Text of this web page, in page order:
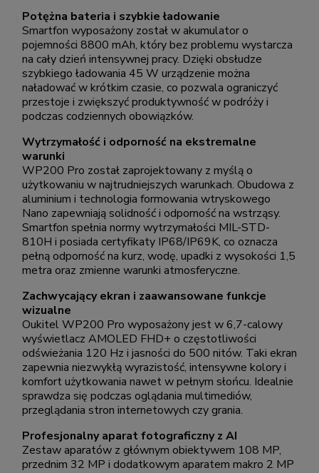
Potężna bateria i szybkie ładowanie
Smartfon wyposażony został w akumulator o
pojemności 8800 mAh, który bez problemu wystarcza
na cały dzień intensywnej pracy. Dzięki obsłudze
szybkiego ładowania 45 W urządzenie można
naładować w krótkim czasie, co pozwala ograniczyć
przestoje i zwiększyć produktywność w podróży i
podczas codziennych obowiązków.
Wytrzymałość i odporność na ekstremalne
warunki
WP200 Pro został zaprojektowany z myślą o
użytkowaniu w najtrudniejszych warunkach. Obudowa z
aluminium i technologia formowania wtryskowego
Nano zapewniają solidność i odporność na wstrząsy.
Smartfon spełnia normy wytrzymałości MIL-STD-
810H i posiada certyfikaty IP68/IP69K, co oznacza
pełną odporność na kurz, wodę, upadki z wysokości 1,5
metra oraz zmienne warunki atmosferyczne.
Zachwycający ekran i zaawansowane funkcje
wizualne
Oukitel WP200 Pro wyposażony jest w 6,7-calowy
wyświetlacz AMOLED FHD+ o częstotliwości
odświeżania 120 Hz i jasności do 500 nitów. Taki ekran
zapewnia niezwykłą wyrazistość, intensywne kolory i
komfort użytkowania nawet w pełnym słońcu. Idealnie
sprawdza się podczas oglądania multimediów,
przeglądania stron internetowych czy grania.
Profesjonalny aparat fotograficzny z AI
Zestaw aparatów z głównym obiektywem 108 MP,
przednim 32 MP i dodatkowym aparatem makro 2 MP